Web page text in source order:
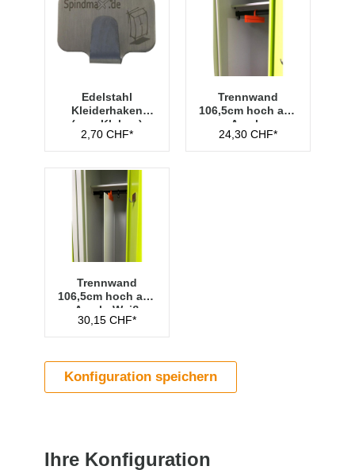
Edelstahl
Kleiderhaken
(zum Kleben)
2,70 CHF*
Trennwand
106,5cm hoch aus
Acryl -
Transparent
24,30 CHF*
Trennwand
106,5cm hoch aus
Acryl - Weiß
30,15 CHF*
Konfiguration speichern
Ihre Konfiguration